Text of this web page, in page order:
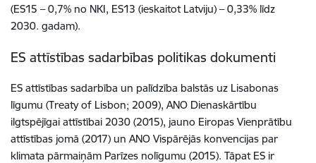
(ES15 – 0,7% no NKI, ES13 (ieskaitot Latviju) – 0,33% līdz
2030. gadam).
ES attīstības sadarbības politikas dokumenti
ES attīstības sadarbība un palīdzība balstās uz Lisabonas
līgumu (Treaty of Lisbon; 2009), ANO Dienaskārtību
ilgtspējīgai attīstībai 2030 (2015), jauno Eiropas Vienprātību
attīstības jomā (2017) un ANO Vispārējās konvencijas par
klimata pārmaiņām Parīzes nolīgumu (2015). Tāpat ES ir